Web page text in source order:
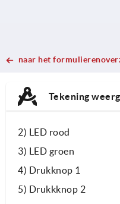
naar het
Tekening
2) LED rood
3) LED groen
4) Drukknop 1
5) Drukkknop 2